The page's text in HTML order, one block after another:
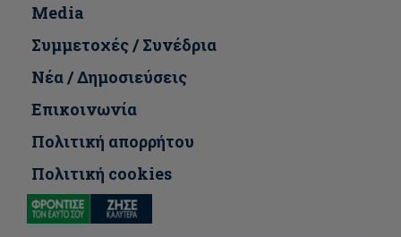
Media
Συμμετοχές / Συνέδρια
Νέα / Δημοσιεύσεις
Επικοινωνία
Πολιτική απορρήτου
Πολιτική cookies